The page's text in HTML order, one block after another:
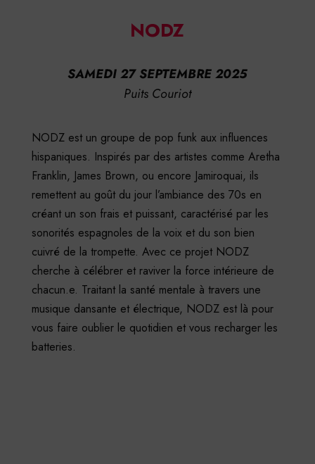
NODZ
SAMEDI 27 SEPTEMBRE 2025
Puits Couriot
NODZ est un groupe de pop funk aux influences
hispaniques. Inspirés par des artistes comme Aretha
Franklin, James Brown, ou encore Jamiroquai, ils
remettent au goût du jour l’ambiance des 70s en
créant un son frais et puissant, caractérisé par les
sonorités espagnoles de la voix et du son bien
cuivré de la trompette. Avec ce projet NODZ
cherche à célébrer et raviver la force intérieure de
chacun.e. Traitant la santé mentale à travers une
musique dansante et électrique, NODZ est là pour
vous faire oublier le quotidien et vous recharger les
batteries.